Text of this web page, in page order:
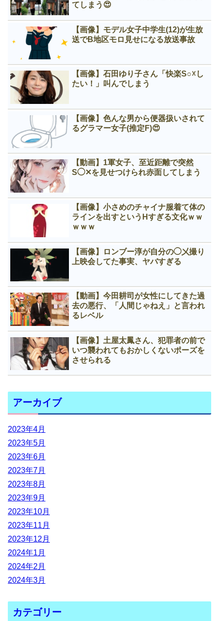
てしまう😍
【画像】モデル女子中学生(12)が生放
送でB地区モロ見せになる放送事故
【画像】石田ゆり子さん「快楽S○☓し
たい！」叫んでしまう
【画像】色んな男から便器扱いされて
るグラマー女子(推定F)😍
【動画】1軍女子、至近距離で突然
S◯✕を見せつけられ赤面してしまう
【画像】小さめのチャイナ服着て体の
ラインを出すというНすぎる文化ｗｗ
ｗｗｗ
【画像】ロンブー淳が自分の◯㐅撮り
上映会してた事実、ヤバすぎる
【動画】今田耕司が女性にしてきた過
去の悪行、「人間じゃねえ」と言われ
るレベル
【画像】土屋太鳳さん、犯罪者の前で
いつ襲われてもおかしくないポーズを
させられる
アーカイブ
2023年4月
2023年5月
2023年6月
2023年7月
2023年8月
2023年9月
2023年10月
2023年11月
2023年12月
2024年1月
2024年2月
2024年3月
カテゴリー